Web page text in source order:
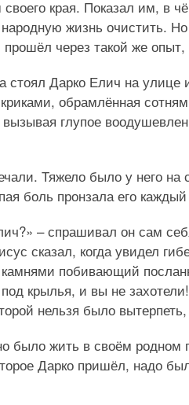
края. Показал им, в
жизнь очистить.
через такой же
стоял Дарко Елич на
обрамлённая
глупое
Тяжело было у него на
боль пронзала его
– спрашивал он сам
сказал, когда увидел
побивающий
под крылья, и вы не
нельзя было
было жить в своём
Дарко пришёл, надо